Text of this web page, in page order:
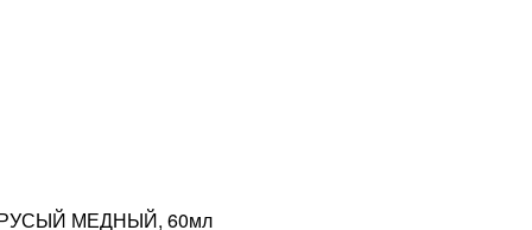
РУСЫЙ МЕДНЫЙ, 60мл